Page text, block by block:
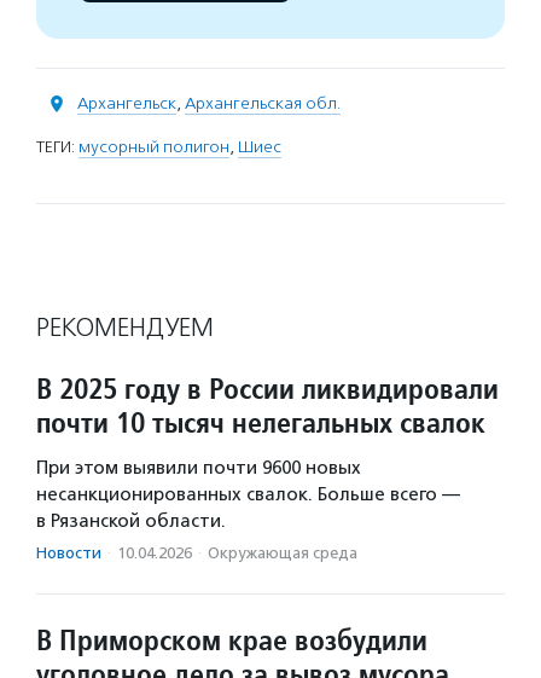
Архангельск, Архангельская обл.
ТЕГИ: мусорный полигон, Шиес
РЕКОМЕНДУЕМ
В 2025 году в России ликвидировали
почти 10 тысяч нелегальных свалок
При этом выявили почти 9600 новых
несанкционированных свалок. Больше всего —
в Рязанской области.
Новости · 10.04.2026 · Окружающая среда
В Приморском крае возбудили